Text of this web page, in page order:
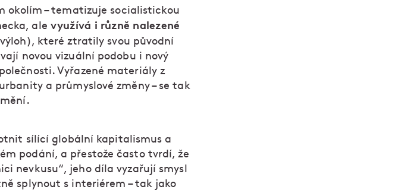
okolím – tematizuje socialistickou
ale využívá i různě nalezené
které ztratily svou původní
novou vizuální podobu i nový
Vyřazené materiály z
a průmyslové změny – se tak
sílící globální kapitalismus a
podání, a přestože často tvrdí, že
nevkusu“, jeho díla vyzařují smysl
splynout s interiérem – tak jako